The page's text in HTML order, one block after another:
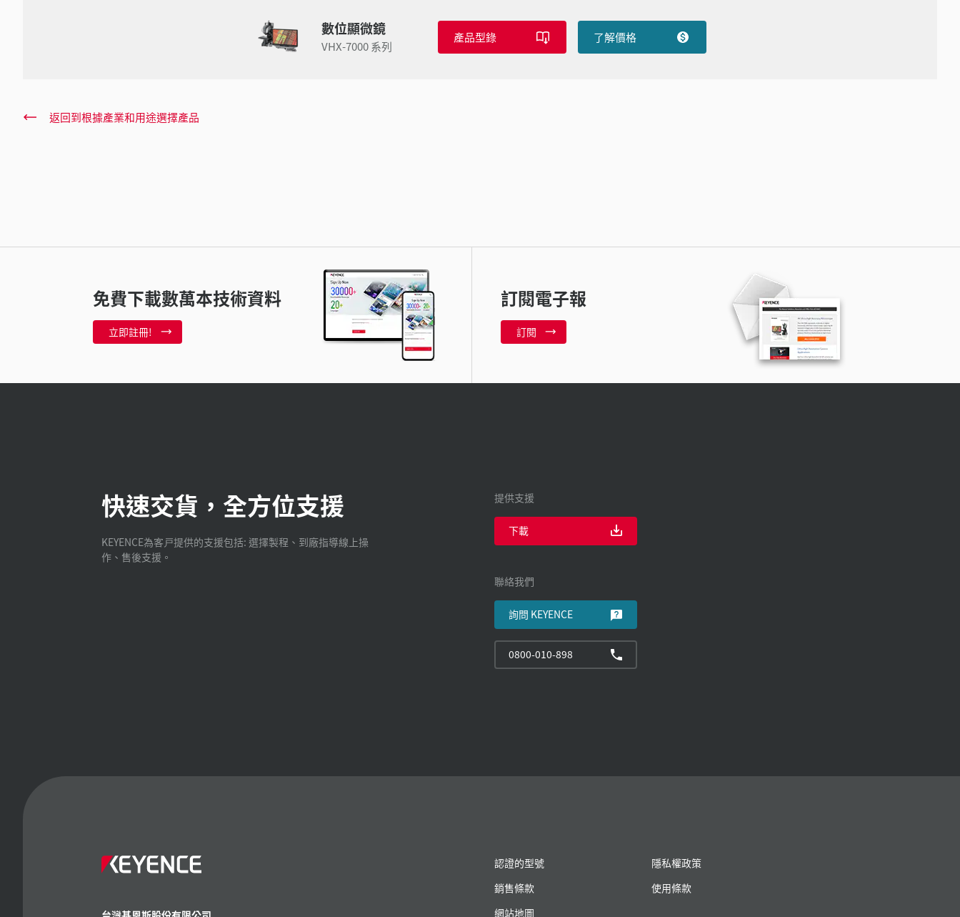
數位顯微鏡
VHX-7000 系列
產品型錄 了解價格
返回到根據產業和用途選擇產品
免費下載數萬本技術資料
立即註冊!
訂閱電子報
訂閱
快速交貨，全方位支援
KEYENCE為客戸提供的支援包括: 選擇製程、到廠指導線上操
作、售後支援。
提供支援
下載
聯絡我們
詢問 KEYENCE
0800-010-898
認證的型號
隱私權政策
銷售條款
使用條款
網站地圖